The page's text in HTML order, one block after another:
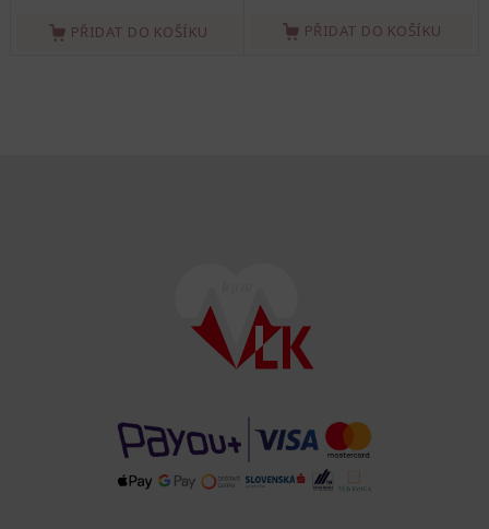
PŘIDAT DO KOŠÍKU PŘIDAT DO KOŠÍKU